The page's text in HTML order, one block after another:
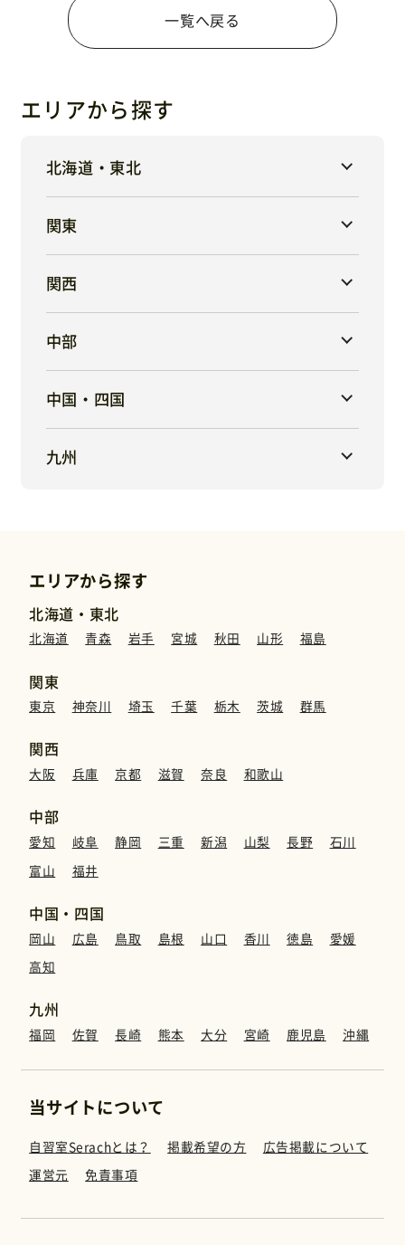
一覧へ戻る
エリアから探す
北海道・東北
関東
関西
中部
中国・四国
九州
エリアから探す
北海道・東北
北海道 青森 岩手 宮城 秋田 山形 福島
関東
東京 神奈川 埼玉 千葉 栃木 茨城 群馬
関西
大阪 兵庫 京都 滋賀 奈良 和歌山
中部
愛知 岐阜 静岡 三重 新潟 山梨 長野
石川
富山
福井
中国・四国
岡山 広島 鳥取 島根 山口 香川 徳島
愛媛
高知
九州
福岡 佐賀 長崎 熊本 大分 宮崎 鹿児島 沖縄
当サイトについて
自習室Serachとは？ 掲載希望の方
広告掲載について
運営元
免責事項